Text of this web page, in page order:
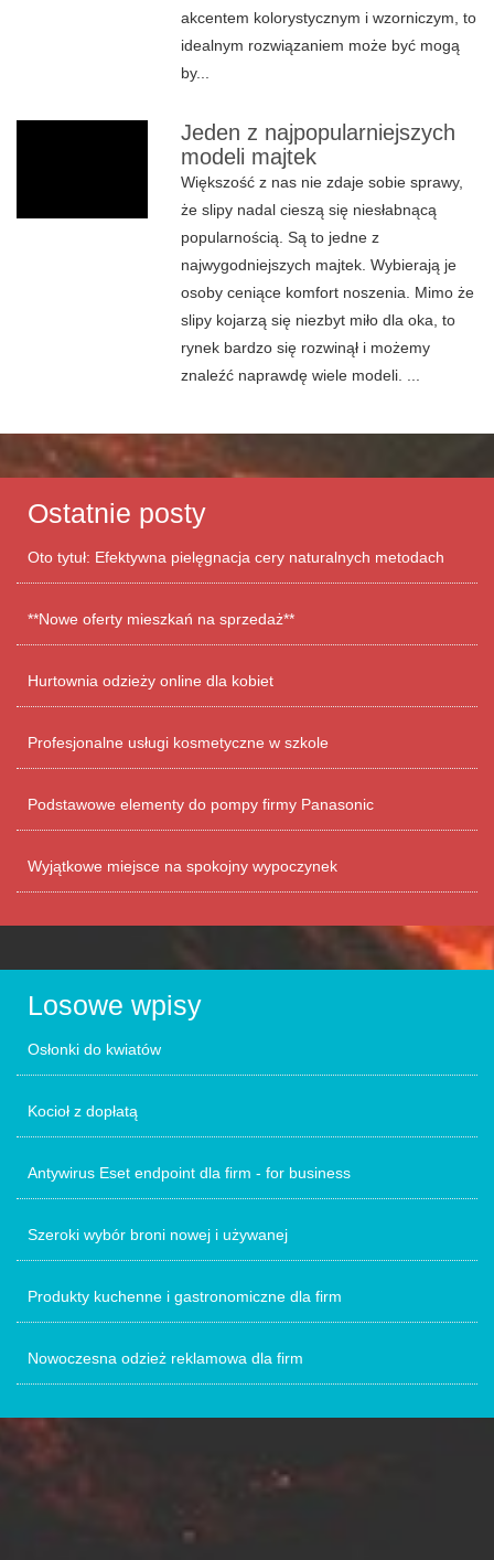
akcentem kolorystycznym i wzorniczym, to
idealnym rozwiązaniem może być mogą
by...
Jeden z najpopularniejszych
modeli majtek
Większość z nas nie zdaje sobie sprawy,
że slipy nadal cieszą się niesłabnącą
popularnością. Są to jedne z
najwygodniejszych majtek. Wybierają je
osoby ceniące komfort noszenia. Mimo że
slipy kojarzą się niezbyt miło dla oka, to
rynek bardzo się rozwinął i możemy
znaleźć naprawdę wiele modeli. ...
Ostatnie posty
Oto tytuł: Efektywna pielęgnacja cery naturalnych metodach
**Nowe oferty mieszkań na sprzedaż**
Hurtownia odzieży online dla kobiet
Profesjonalne usługi kosmetyczne w szkole
Podstawowe elementy do pompy firmy Panasonic
Wyjątkowe miejsce na spokojny wypoczynek
Losowe wpisy
Osłonki do kwiatów
Kocioł z dopłatą
Antywirus Eset endpoint dla firm - for business
Szeroki wybór broni nowej i używanej
Produkty kuchenne i gastronomiczne dla firm
Nowoczesna odzież reklamowa dla firm